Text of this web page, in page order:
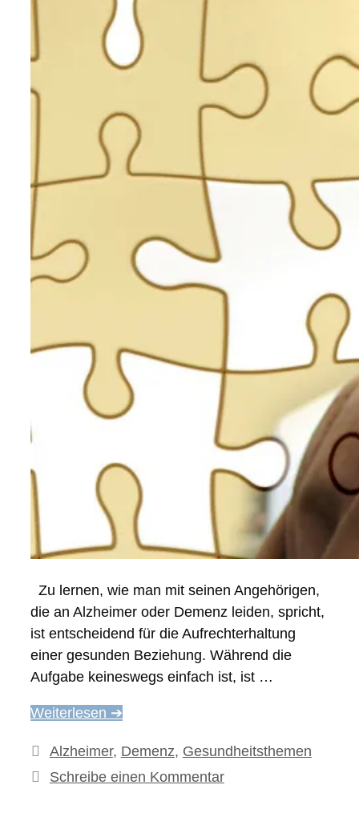
Zu lernen, wie man mit seinen Angehörigen,
die an Alzheimer oder Demenz leiden, spricht,
ist entscheidend für die Aufrechterhaltung
einer gesunden Beziehung. Während die
Aufgabe keineswegs einfach ist, ist …
Weiterlesen ➔
Kategorien
Alzheimer, Demenz, Gesundheitsthemen
Schreibe einen Kommentar